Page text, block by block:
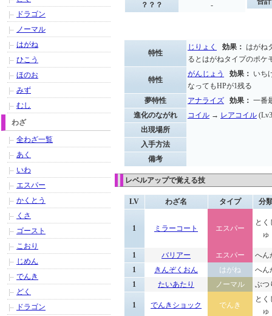
？？？ -
特性
じりょく 効果： はがね
るとはがねタイプのポケ
特性
がんじょう 効果： いち
なってもHPが1残る
夢特性
アナライズ 効果： 一番
進化のながれ
コイル → レアコイル
出現場所
入手方法
備考
レベルアップで覚える技
LV わざ名 タイプ 分
1 ミラーコート エスパー
とく
ゅ
1 バリアー エスパー
へん
1
きんぞくおん はがね
へん
1
たいあたり ノーマル ぶつ
1 でんきショック でんき
とく
ゅ
ドラゴン
ノーマル
はがね
ひこう
ほのお
みず
むし
わざ
全わざ一覧
あく
いわ
エスパー
かくとう
くさ
ゴースト
こおり
じめん
でんき
どく
ドラゴン